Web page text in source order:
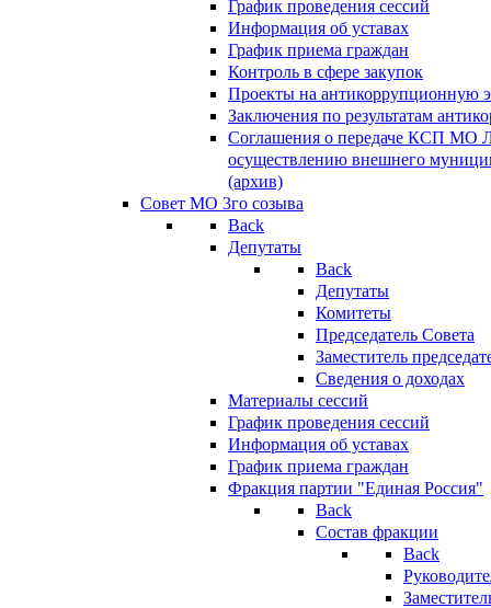
График проведения сессий
Информация об уставах
График приема граждан
Контроль в сфере закупок
Проекты на антикоррупционную
Заключения по результатам
Соглашения о передаче КСП МО
осуществлению внешнего
(архив)
Совет МО 3го созыва
Back
Депутаты
Back
Депутаты
Комитеты
Председатель Совета
Заместитель
Сведения о доходах
Материалы сессий
График проведения сессий
Информация об уставах
График приема граждан
Фракция партии "Единая Россия"
Back
Состав фракции
Back